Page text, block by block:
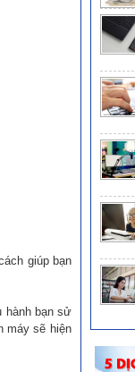
giúp bạn
hành bạn sử
máy sẽ hiện